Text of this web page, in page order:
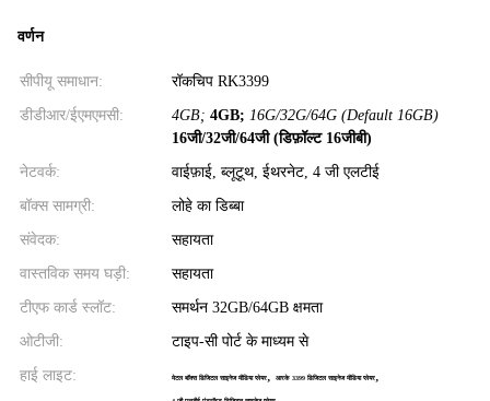
वर्णन
सीपीयू समाधान: रॉकचिप RK3399
डीडीआर/ईएमएमसी: 4GB; 4GB; 16G/32G/64G (Default 16GB)
16जी/32जी/64जी (डिफ़ॉल्ट 16जीबी)
नेटवर्क: वाईफ़ाई, ब्लूटूथ, ईथरनेट, 4 जी एलटीई
बॉक्स सामग्री: लोहे का डिब्बा
संवेदक: सहायता
वास्तविक समय घड़ी: सहायता
टीएफ कार्ड स्लॉट: समर्थन 32GB/64GB क्षमता
ओटीजी: टाइप-सी पोर्ट के माध्यम से
हाई लाइट: मेटल बॉक्स डिजिटल साइनेज मीडिया प्लेयर, आरके 3399 डिजिटल साइनेज मीडिया प्लेयर,